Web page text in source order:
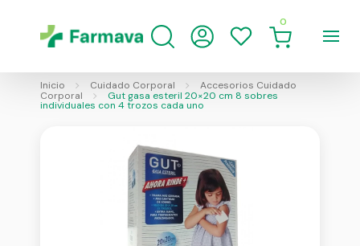
0
Inicio Cuidado Corporal
Accesorios Cuidado
Corporal
Gut gasa esteril 20×20 cm 8 sobres
individuales con 4 trozos cada uno